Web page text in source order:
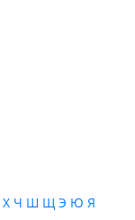
Х Ч Ш Щ Э Ю Я